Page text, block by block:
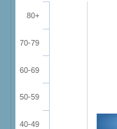
40-49
50-59
60-69
70-79
80+